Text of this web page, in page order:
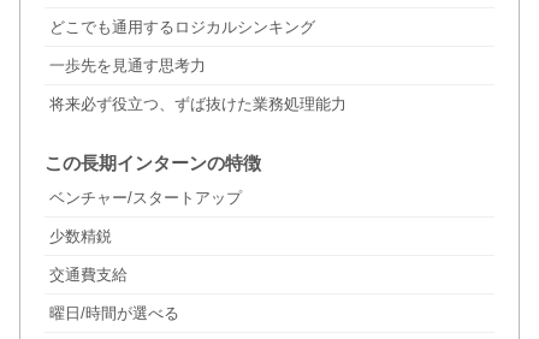
どこでも通用するロジカルシンキング
一歩先を見通す思考力
将来必ず役立つ、ずば抜けた業務処理能力
この長期インターンの特徴
ベンチャー/スタートアップ
少数精鋭
交通費支給
曜日/時間が選べる